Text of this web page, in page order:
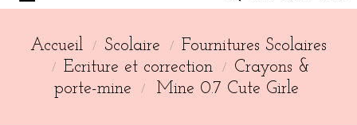
navigation
Accueil Scolaire
Fournitures Scolaires
Ecriture et correction
Crayons &
porte-mine
Mine 0.7 Cute Girle